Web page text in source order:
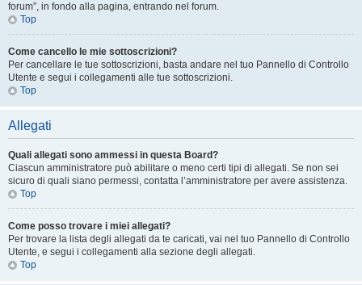
forum”, in fondo alla pagina, entrando nel forum.
Top
Come cancello le mie sottoscrizioni?
Per cancellare le tue sottoscrizioni, basta andare nel tuo Pannello di Controllo
Utente e segui i collegamenti alle tue sottoscrizioni.
Top
Allegati
Quali allegati sono ammessi in questa Board?
Ciascun amministratore può abilitare o meno certi tipi di allegati. Se non sei
sicuro di quali siano permessi, contatta l’amministratore per avere assistenza.
Top
Come posso trovare i miei allegati?
Per trovare la lista degli allegati da te caricati, vai nel tuo Pannello di Controllo
Utente, e segui i collegamenti alla sezione degli allegati.
Top